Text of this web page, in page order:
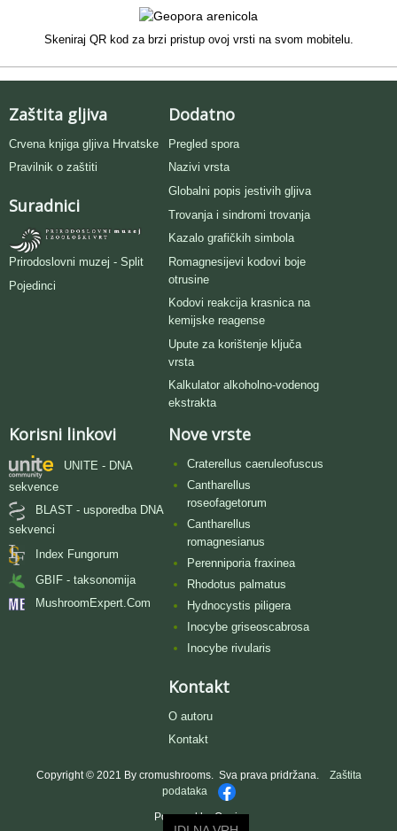
Skeniraj QR kod za brzi pristup ovoj vrsti na svom mobitelu.
Zaštita gljiva
Crvena knjiga gljiva Hrvatske
Pravilnik o zaštiti
Suradnici
Prirodoslovni muzej - Split
Pojedinci
Dodatno
Pregled spora
Nazivi vrsta
Globalni popis jestivih gljiva
Trovanja i sindromi trovanja
Kazalo grafičkih simbola
Romagnesijevi kodovi boje
otrusine
Kodovi reakcija krasnica na
kemijske reagense
Upute za korištenje ključa
vrsta
Kalkulator alkoholno-vodenog
ekstrakta
Korisni linkovi
UNITE - DNA
sekvence
BLAST - usporedba DNA
sekvenci
Index Fungorum
GBIF - taksonomija
MushroomExpert.Com
Nove vrste
Craterellus caeruleofuscus
Cantharellus
roseofagetorum
Cantharellus
romagnesianus
Perenniporia fraxinea
Rhodotus palmatus
Hydnocystis piligera
Inocybe griseoscabrosa
Inocybe rivularis
Kontakt
O autoru
Kontakt
Copyright © 2021 By cromushrooms. Sva prava pridržana. Zaštita
podataka
Powered by Oggie